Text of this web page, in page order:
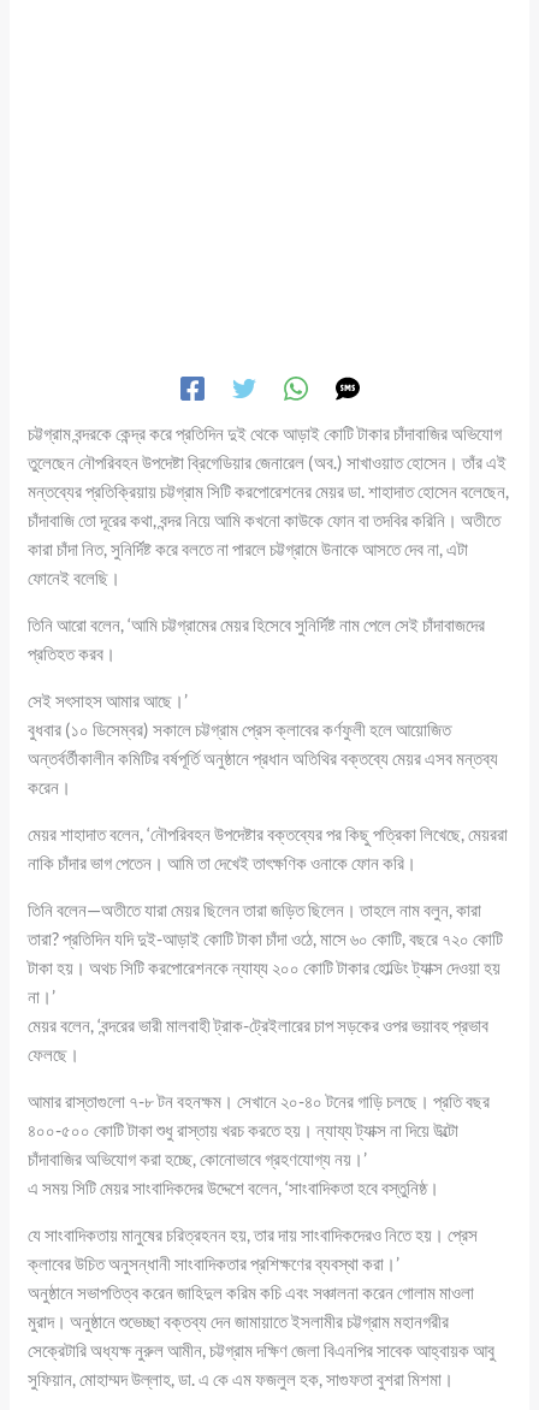
চট্টগ্রাম বন্দরকে কেন্দ্র করে প্রতিদিন দুই থেকে আড়াই কোটি টাকার চাঁদাবাজির অভিযোগ
তুলেছেন নৌপরিবহন উপদেষ্টা ব্রিগেডিয়ার জেনারেল (অব.) সাখাওয়াত হোসেন। তাঁর এই
মন্তব্যের প্রতিক্রিয়ায় চট্টগ্রাম সিটি করপোরেশনের মেয়র ডা. শাহাদাত হোসেন বলেছেন,
চাঁদাবাজি তো দূরের কথা, বন্দর নিয়ে আমি কখনো কাউকে ফোন বা তদবির করিনি। অতীতে
কারা চাঁদা নিত, সুনির্দিষ্ট করে বলতে না পারলে চট্টগ্রামে উনাকে আসতে দেব না, এটা
ফোনেই বলেছি।
তিনি আরো বলেন, ‘আমি চট্টগ্রামের মেয়র হিসেবে সুনির্দিষ্ট নাম পেলে সেই চাঁদাবাজদের
প্রতিহত করব।
সেই সৎসাহস আমার আছে।’
বুধবার (১০ ডিসেম্বর) সকালে চট্টগ্রাম প্রেস ক্লাবের কর্ণফুলী হলে আয়োজিত
অন্তর্বর্তীকালীন কমিটির বর্ষপূর্তি অনুষ্ঠানে প্রধান অতিথির বক্তব্যে মেয়র এসব মন্তব্য
করেন।
মেয়র শাহাদাত বলেন, ‘নৌপরিবহন উপদেষ্টার বক্তব্যের পর কিছু পত্রিকা লিখেছে, মেয়ররা
নাকি চাঁদার ভাগ পেতেন। আমি তা দেখেই তাৎক্ষণিক ওনাকে ফোন করি।
তিনি বলেন—অতীতে যারা মেয়র ছিলেন তারা জড়িত ছিলেন। তাহলে নাম বলুন, কারা
তারা? প্রতিদিন যদি দুই-আড়াই কোটি টাকা চাঁদা ওঠে, মাসে ৬০ কোটি, বছরে ৭২০ কোটি
টাকা হয়। অথচ সিটি করপোরেশনকে ন্যায্য ২০০ কোটি টাকার হোল্ডিং ট্যাক্স দেওয়া হয়
না।’
মেয়র বলেন, ‘বন্দরের ভারী মালবাহী ট্রাক-ট্রেইলারের চাপ সড়কের ওপর ভয়াবহ প্রভাব
ফেলছে।
আমার রাস্তাগুলো ৭-৮ টন বহনক্ষম। সেখানে ২০-৪০ টনের গাড়ি চলছে। প্রতি বছর
৪০০-৫০০ কোটি টাকা শুধু রাস্তায় খরচ করতে হয়। ন্যায্য ট্যাক্স না দিয়ে উল্টো
চাঁদাবাজির অভিযোগ করা হচ্ছে, কোনোভাবে গ্রহণযোগ্য নয়।’
এ সময় সিটি মেয়র সাংবাদিকদের উদ্দেশে বলেন, ‘সাংবাদিকতা হবে বস্তুনিষ্ঠ।
যে সাংবাদিকতায় মানুষের চরিত্রহনন হয়, তার দায় সাংবাদিকদেরও নিতে হয়। প্রেস
ক্লাবের উচিত অনুসন্ধানী সাংবাদিকতার প্রশিক্ষণের ব্যবস্থা করা।’
অনুষ্ঠানে সভাপতিত্ব করেন জাহিদুল করিম কচি এবং সঞ্চালনা করেন গোলাম মাওলা
মুরাদ। অনুষ্ঠানে শুভেচ্ছা বক্তব্য দেন জামায়াতে ইসলামীর চট্টগ্রাম মহানগরীর
সেক্রেটারি অধ্যক্ষ নুরুল আমীন, চট্টগ্রাম দক্ষিণ জেলা বিএনপির সাবেক আহ্বায়ক আবু
সুফিয়ান, মোহাম্মদ উল্লাহ, ডা. এ কে এম ফজলুল হক, সাগুফতা বুশরা মিশমা।